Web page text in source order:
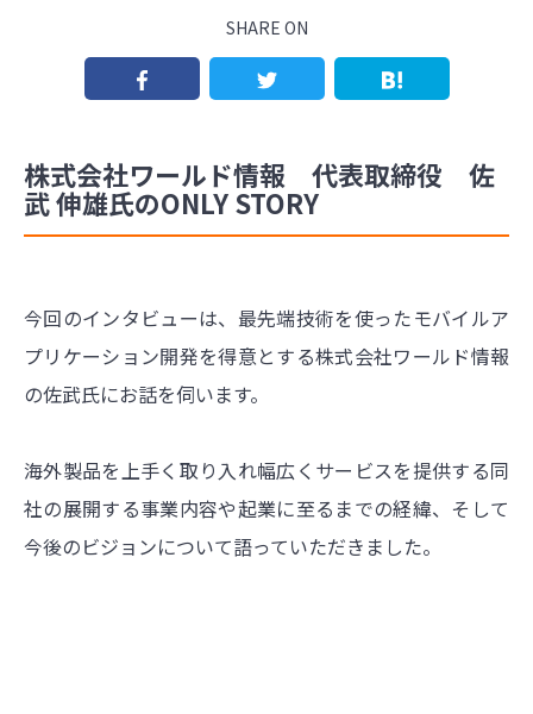
SHARE ON
株式会社ワールド情報 代表取締役 佐
武 伸雄氏のONLY STORY
今回のインタビューは、最先端技術を使ったモバイルア
プリケーション開発を得意とする株式会社ワールド情報
の佐武氏にお話を伺います。
海外製品を上手く取り入れ幅広くサービスを提供する同
社の展開する事業内容や起業に至るまでの経緯、そして
今後のビジョンについて語っていただきました。